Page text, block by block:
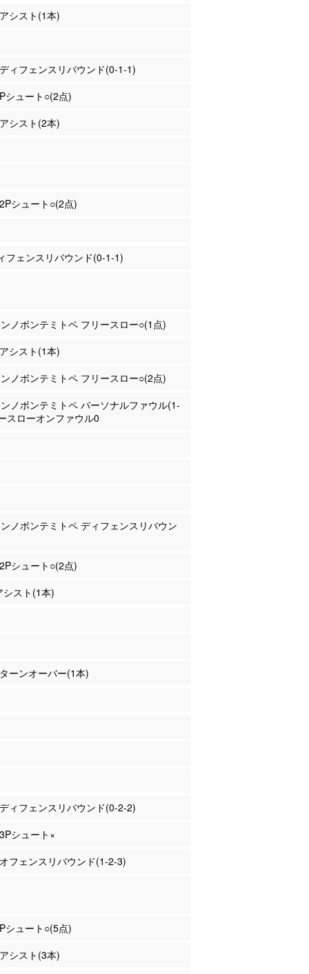
シスト(1本)
ィフェンスリバウンド(0-1-1)
シュート○(2点)
シスト(2本)
シュート○(2点)
フェンスリバウンド(0-1-1)
ノボンテミトペ フリースロー○(1点)
シスト(1本)
ノボンテミトペ フリースロー○(2点)
ノボンテミトペ パーソナルファウル(1-
スローオンファウル0
ノボンテミトペ ディフェンスリバウン
シュート○(2点)
スト(1本)
ーンオーバー(1本)
ィフェンスリバウンド(0-2-2)
シュート×
フェンスリバウンド(1-2-3)
シュート○(5点)
シスト(3本)